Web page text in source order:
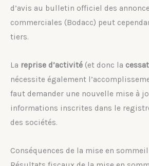
d’avis au bulletin officiel des
commerciales (Bodacc) peut
tiers.
La reprise d’activité (et donc la
nécessite également
faut demander une nouvelle mise à
informations inscrites dans le
des sociétés.
Conséquences de la mise en sommeil